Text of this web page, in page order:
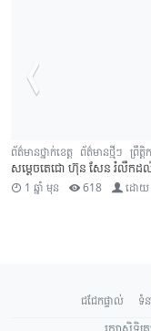
ព័ត៌មានថ្នាក់ខេត្ត ព័ត៌មានថ្មីៗ ព្រឹត្
សម្តេចតេជោ ហ៊ុន សែន រំលឹកដល់
1 ឆ្នាំ មុន 618 ដោយ
ជជែកផ្ទាល់ ទំ